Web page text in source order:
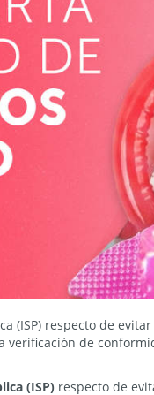
(ISP) respecto de
verificación de
(ISP) respecto de